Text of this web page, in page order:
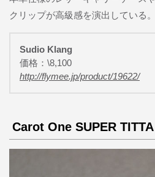
クリップが高級感を演出している。
Sudio Klang
価格：\8,100
http://flymee.jp/product/19622/
Carot One SUPER TITTA